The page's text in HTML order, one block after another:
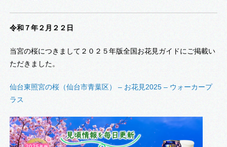
令和７年２月２２日
当宮の桜につきまして２０２５年版全国お花見ガイドにご掲載い
ただきました。
仙台東照宮の桜（仙台市青葉区） – お花見2025 – ウォーカープ
ラス